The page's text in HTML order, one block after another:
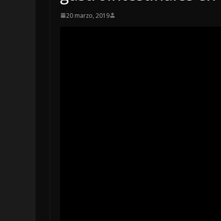
20 marzo, 2019